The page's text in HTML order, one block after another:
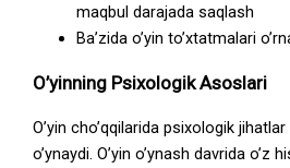
maqbul darajada saqlash
Ba’zida o’yin to’xtatmalari
O’yinning Psixologik Asoslari
O’yin cho’qqilarida psixologik
o’ynaydi. O’yin o’ynash davrida o’z